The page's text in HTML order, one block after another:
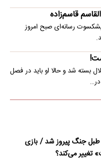
قاسم‌زاده
رسانه‌ای صبح امروز
بسته شد و حالا او باید در فصل
طبل جنگ پیروز شد / بازی
تغییر می‌کند؟